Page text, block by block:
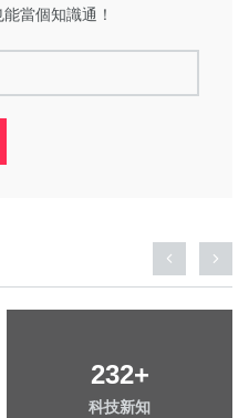
當個知識通！
232+
科技新知